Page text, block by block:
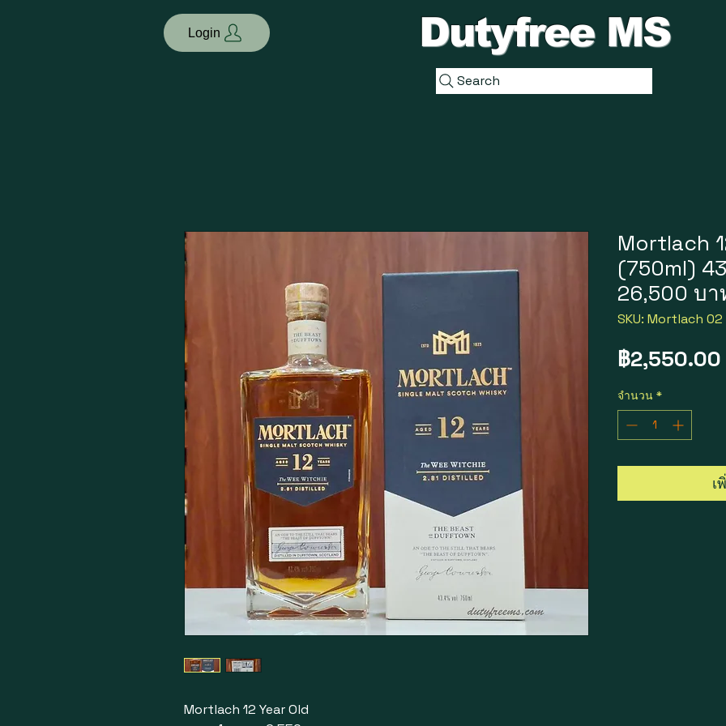
Login Dutyfree MS
Search
Mortlach 12 Year Old
Mortlach
(750ml)
26,500 บา
SKU: Mortlach 02
฿2,550.00
จำนวน *
เ